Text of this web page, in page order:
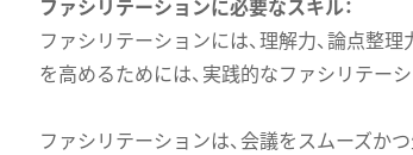
ファシリテーションには、理解力、論点整
を高めるためには、実践的なファシリテー
ファシリテーションは、会議をスムーズか